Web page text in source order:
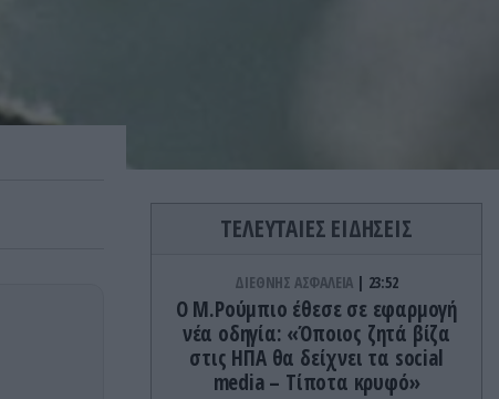
ΤΕΛΕΥΤΑΙΕΣ ΕΙΔΗΣΕΙΣ
ΔΙΕΘΝΗΣ ΑΣΦΑΛΕΙΑ 23:52
Ο Μ.Ρούμπιο έθεσε σε εφαρμογή
νέα οδηγία: «Όποιος ζητά βίζα
στις ΗΠΑ θα δείχνει τα social
media – Τίποτα κρυφό»